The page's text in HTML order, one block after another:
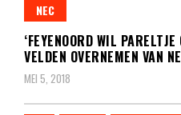
NEC
‘FEYENOORD WIL
VELDEN OVERNEMEN VAN
MEI 5, 2018